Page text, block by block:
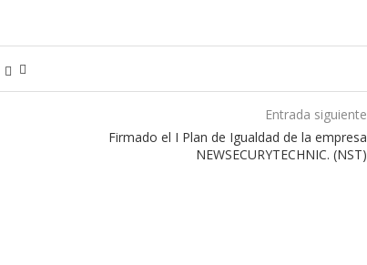
Entrada siguiente
Firmado el I Plan de Igualdad de la empresa
NEWSECURYTECHNIC. (NST)